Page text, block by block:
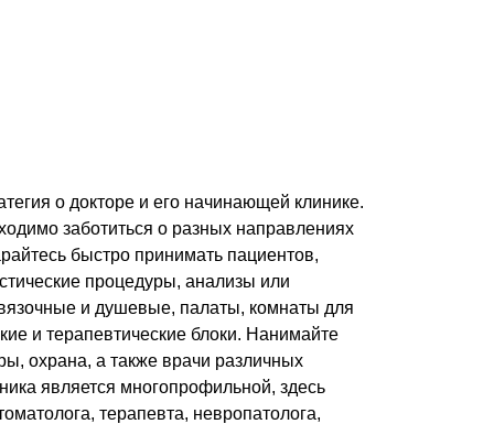
о докторе и его начинающей клинике.
заботиться о разных направлениях
быстро принимать пациентов,
процедуры, анализы или
и душевые, палаты, комнаты для
и терапевтические блоки. Нанимайте
охрана, а также врачи различных
является многопрофильной, здесь
терапевта, невропатолога,